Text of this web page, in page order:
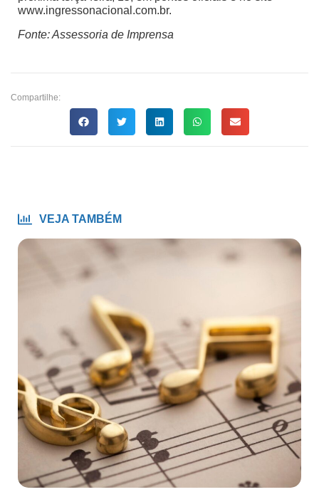
www.ingressonacional.com.br.
Fonte: Assessoria de Imprensa
Compartilhe:
VEJA TAMBÉM